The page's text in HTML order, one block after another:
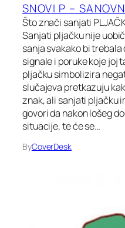
SNOVI P –
Što znači sanjati
Sanjati pljačku nije
sanja svakako bi
signale i poruke koje joj
pljačku simbolizira
slučajeva pretkazuju
znak, ali sanjati pljačku
govori da nakon lošeg
situacije, te će se…
ByCoverDesk